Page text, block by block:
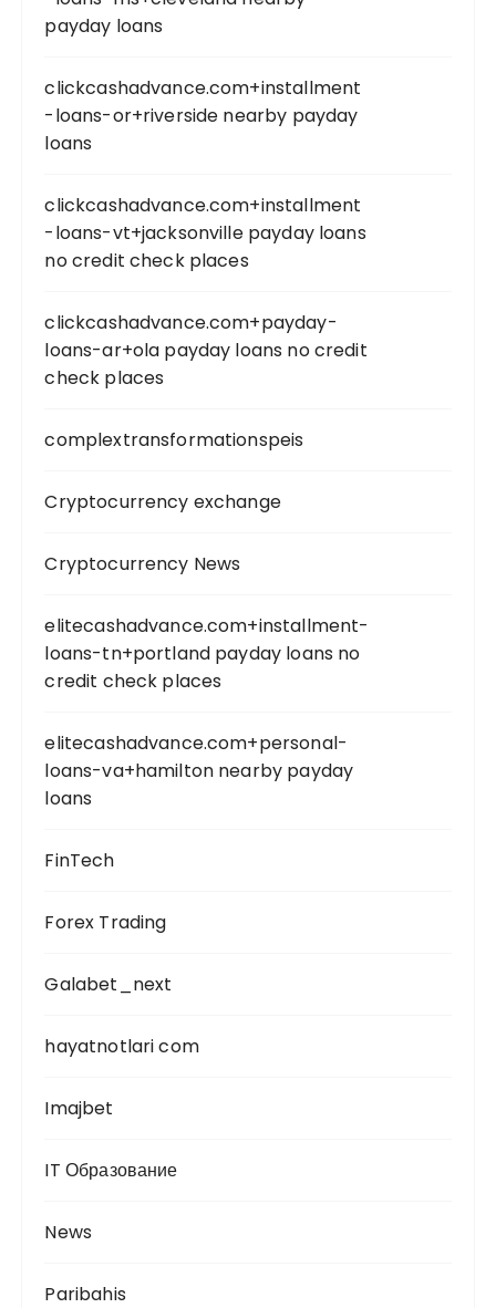
payday loans
clickcashadvance.com+installment
-loans-or+riverside nearby payday
loans
clickcashadvance.com+installment
-loans-vt+jacksonville payday loans
no credit check places
clickcashadvance.com+payday-
loans-ar+ola payday loans no credit
check places
complextransformationspeis
Cryptocurrency exchange
Cryptocurrency News
elitecashadvance.com+installment-
loans-tn+portland payday loans no
credit check places
elitecashadvance.com+personal-
loans-va+hamilton nearby payday
loans
FinTech
Forex Trading
Galabet_next
hayatnotlari com
Imajbet
IT Образование
News
Paribahis